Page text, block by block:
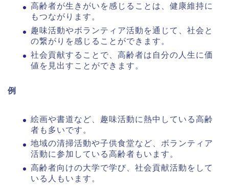
高齢者が生きがいを感じることは、健康維持に
もつながります。
趣味活動やボランティア活動を通じて、社会と
の繋がりを感じることができます。
社会貢献することで、高齢者は自分の人生に価
値を見出すことができます。
例
絵画や書道など、趣味活動に熱中している高齢
者も多いです。
地域の清掃活動や子供食堂など、ボランティア
活動に参加している高齢者もいます。
高齢者向けの大学で学び、社会貢献活動をして
いる人もいます。